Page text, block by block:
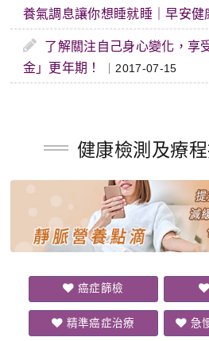
養氣調息讓你想睡就睡｜早安健
了解關注自己身心變化，享
金」更年期！
｜2017-07-15
健康檢測及療
癌症篩檢
精準癌症治療 急